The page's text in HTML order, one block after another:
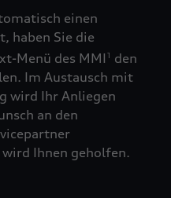
einen
haben Sie die
Menü des MMI 1
den
Im Austausch mit
wird Ihr Anliegen
an den
Ihnen geholfen.